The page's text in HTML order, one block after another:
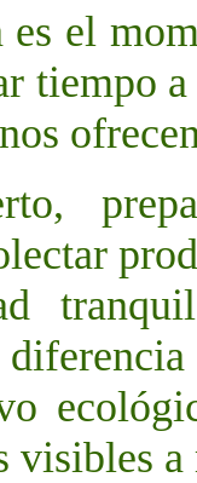
el
tiempo
visibles